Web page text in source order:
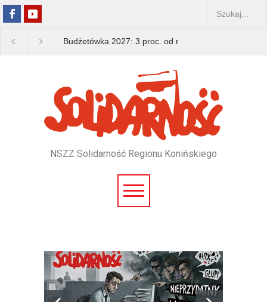
Budżetówka 2027: 3 proc. od rządu, 15 proc. od
NSZZ Solidarność Regionu Konińskiego